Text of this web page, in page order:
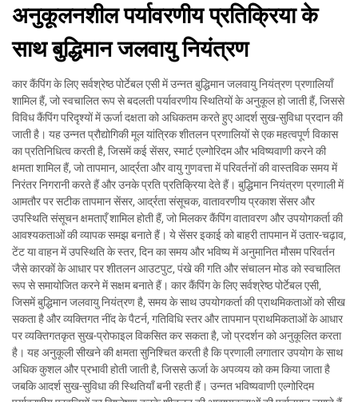
अनुकूलनशील पर्यावरणीय प्रतिक्रिया के
साथ बुद्धिमान जलवायु नियंत्रण
कार कैंपिंग के लिए सर्वश्रेष्ठ पोर्टेबल एसी में उन्नत बुद्धिमान जलवायु नियंत्रण प्रणालियाँ
शामिल हैं, जो स्वचालित रूप से बदलती पर्यावरणीय स्थितियों के अनुकूल हो जाती हैं, जिससे
विविध कैंपिंग परिदृश्यों में ऊर्जा दक्षता को अधिकतम करते हुए आदर्श सुख-सुविधा प्रदान की
जाती है। यह उन्नत प्रौद्योगिकी मूल यांत्रिक शीतलन प्रणालियों से एक महत्वपूर्ण विकास
का प्रतिनिधित्व करती है, जिसमें कई सेंसर, स्मार्ट एल्गोरिदम और भविष्यवाणी करने की
क्षमता शामिल हैं, जो तापमान, आर्द्रता और वायु गुणवत्ता में परिवर्तनों की वास्तविक समय में
निरंतर निगरानी करते हैं और उनके प्रति प्रतिक्रिया देते हैं। बुद्धिमान नियंत्रण प्रणाली में
आमतौर पर सटीक तापमान सेंसर, आर्द्रता संसूचक, वातावरणीय प्रकाश सेंसर और
उपस्थिति संसूचन क्षमताएँ शामिल होती हैं, जो मिलकर कैंपिंग वातावरण और उपयोगकर्ता की
आवश्यकताओं की व्यापक समझ बनाते हैं। ये सेंसर इकाई को बाहरी तापमान में उतार-चढ़ाव,
टेंट या वाहन में उपस्थिति के स्तर, दिन का समय और भविष्य में अनुमानित मौसम परिवर्तन
जैसे कारकों के आधार पर शीतलन आउटपुट, पंखे की गति और संचालन मोड को स्वचालित
रूप से समायोजित करने में सक्षम बनाते हैं। कार कैंपिंग के लिए सर्वश्रेष्ठ पोर्टेबल एसी,
जिसमें बुद्धिमान जलवायु नियंत्रण है, समय के साथ उपयोगकर्ता की प्राथमिकताओं को सीख
सकता है और व्यक्तिगत नींद के पैटर्न, गतिविधि स्तर और तापमान प्राथमिकताओं के आधार
पर व्यक्तिगतकृत सुख-प्रोफाइल विकसित कर सकता है, जो प्रदर्शन को अनुकूलित करता
है। यह अनुकूली सीखने की क्षमता सुनिश्चित करती है कि प्रणाली लगातार उपयोग के साथ
अधिक कुशल और प्रभावी होती जाती है, जिससे ऊर्जा के अपव्यय को कम किया जाता है
जबकि आदर्श सुख-सुविधा की स्थितियाँ बनी रहती हैं। उन्नत भविष्यवाणी एल्गोरिदम